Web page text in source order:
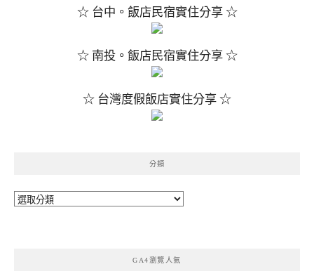
☆ 台中。飯店民宿實住分享 ☆
☆ 南投。飯店民宿實住分享 ☆
☆ 台灣度假飯店實住分享 ☆
分類
分
GA4瀏覽人氣